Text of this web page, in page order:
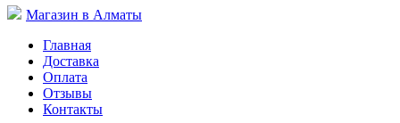
Магазин в Алматы
Главная
Доставка
Оплата
Отзывы
Контакты